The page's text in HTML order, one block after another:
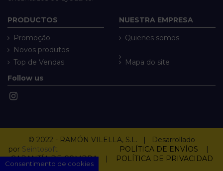
PRODUCTOS
Promoção
Novos produtos
Top de Vendas
NUESTRA EMPRESA
Quienes somos
Mapa do site
Follow us
© 2022 - RAMÓN VILELLA, S.L. | Desarrollado
por Seintosoft POLÍTICA DE ENVÍOS
|
GARANTÍA DE COMPRA| POLÍTICA DE PRIVACIDAD
Consentimento de cookies